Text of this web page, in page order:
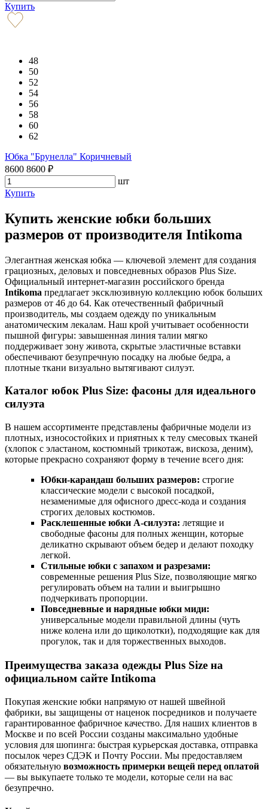
Купить
48
50
52
54
56
58
60
62
Юбка "Брунелла" Коричневый
8600 8600 ₽
шт
Купить
Купить женские юбки больших
размеров от производителя Intikoma
Элегантная женская юбка — ключевой элемент для создания
грациозных, деловых и повседневных образов Plus Size.
Официальный интернет-магазин российского бренда
Intikoma предлагает эксклюзивную коллекцию юбок больших
размеров от 46 до 64. Как отечественный фабричный
производитель, мы создаем одежду по уникальным
анатомическим лекалам. Наш крой учитывает особенности
пышной фигуры: завышенная линия талии мягко
поддерживает зону живота, скрытые эластичные вставки
обеспечивают безупречную посадку на любые бедра, а
плотные ткани визуально вытягивают силуэт.
Каталог юбок Plus Size: фасоны для идеального
силуэта
В нашем ассортименте представлены фабричные модели из
плотных, износостойких и приятных к телу смесовых тканей
(хлопок с эластаном, костюмный трикотаж, вискоза, деним),
которые прекрасно сохраняют форму в течение всего дня:
Юбки-карандаш больших размеров: строгие
классические модели с высокой посадкой,
незаменимые для офисного дресс-кода и создания
строгих деловых костюмов.
Расклешенные юбки А-силуэта: летящие и
свободные фасоны для полных женщин, которые
деликатно скрывают объем бедер и делают походку
легкой.
Стильные юбки с запахом и разрезами:
современные решения Plus Size, позволяющие мягко
регулировать объем на талии и выигрышно
подчеркивать пропорции.
Повседневные и нарядные юбки миди:
универсальные модели правильной длины (чуть
ниже колена или до щиколотки), подходящие как для
прогулок, так и для торжественных выходов.
Преимущества заказа одежды Plus Size на
официальном сайте Intikoma
Покупая женские юбки напрямую от нашей швейной
фабрики, вы защищены от наценок посредников и получаете
гарантированное фабричное качество. Для наших клиентов в
Москве и по всей России созданы максимально удобные
условия для шопинга: быстрая курьерская доставка, отправка
посылок через СДЭК и Почту России. Мы предоставляем
обязательную возможность примерки вещей перед оплатой
— вы выкупаете только те модели, которые сели на вас
безупречно.